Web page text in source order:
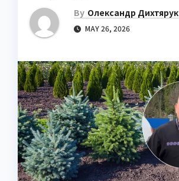
By Олександр Дихтярук
MAY 26, 2026